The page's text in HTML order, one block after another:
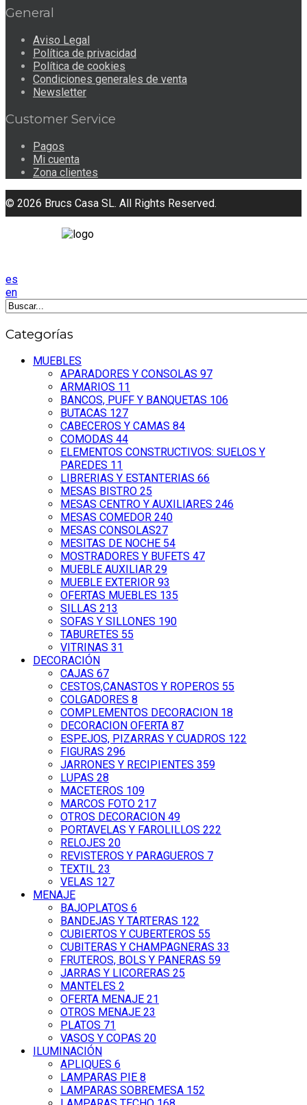
General
Aviso Legal
Política de privacidad
Política de cookies
Condiciones generales de venta
Newsletter
Customer Service
Pagos
Mi cuenta
Zona clientes
© 2026 Brucs Casa SL. All Rights Reserved.
es
en
Categorías
MUEBLES
APARADORES Y CONSOLAS 97
ARMARIOS 11
BANCOS, PUFF Y BANQUETAS 106
BUTACAS 127
CABECEROS Y CAMAS 84
COMODAS 44
ELEMENTOS CONSTRUCTIVOS: SUELOS Y
PAREDES 11
LIBRERIAS Y ESTANTERIAS 66
MESAS BISTRO 25
MESAS CENTRO Y AUXILIARES 246
MESAS COMEDOR 240
MESAS CONSOLAS27
MESITAS DE NOCHE 54
MOSTRADORES Y BUFETS 47
MUEBLE AUXILIAR 29
MUEBLE EXTERIOR 93
OFERTAS MUEBLES 135
SILLAS 213
SOFAS Y SILLONES 190
TABURETES 55
VITRINAS 31
DECORACIÓN
CAJAS 67
CESTOS,CANASTOS Y ROPEROS 55
COLGADORES 8
COMPLEMENTOS DECORACION 18
DECORACION OFERTA 87
ESPEJOS, PIZARRAS Y CUADROS 122
FIGURAS 296
JARRONES Y RECIPIENTES 359
LUPAS 28
MACETEROS 109
MARCOS FOTO 217
OTROS DECORACION 49
PORTAVELAS Y FAROLILLOS 222
RELOJES 20
REVISTEROS Y PARAGUEROS 7
TEXTIL 23
VELAS 127
MENAJE
BAJOPLATOS 6
BANDEJAS Y TARTERAS 122
CUBIERTOS Y CUBERTEROS 55
CUBITERAS Y CHAMPAGNERAS 33
FRUTEROS, BOLS Y PANERAS 59
JARRAS Y LICORERAS 25
MANTELES 2
OFERTA MENAJE 21
OTROS MENAJE 23
PLATOS 71
VASOS Y COPAS 20
ILUMINACIÓN
APLIQUES 6
LAMPARAS PIE 8
LAMPARAS SOBREMESA 152